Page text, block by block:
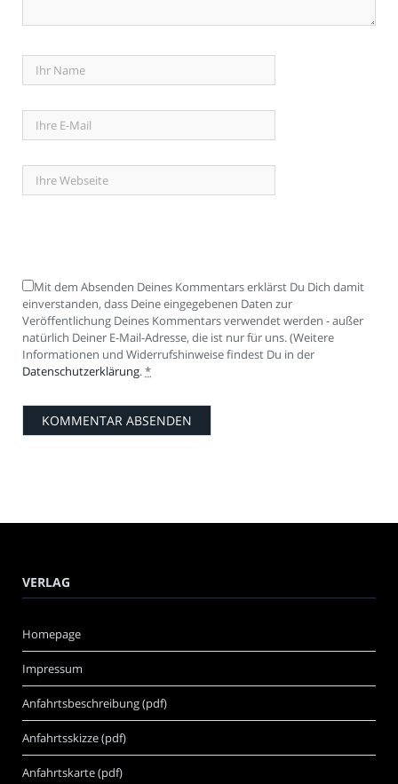
Mit dem Absenden Deines Kommentars erklärst Du Dich damit
einverstanden, dass Deine eingegebenen Daten zur
Veröffentlichung Deines Kommentars verwendet werden - außer
natürlich Deiner E-Mail-Adresse, die ist nur für uns. (Weitere
Informationen und Widerrufshinweise findest Du in der
Datenschutzerklärung.*
VERLAG
Homepage
Impressum
Anfahrtsbeschreibung (pdf)
Anfahrtsskizze (pdf)
Anfahrtskarte (pdf)